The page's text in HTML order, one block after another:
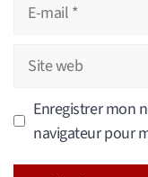
Site
web
Enregistrer mon
navigateur pour